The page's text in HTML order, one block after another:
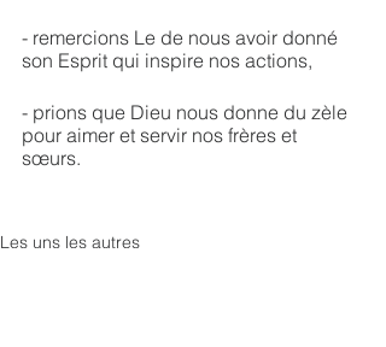
- remercions Le de nous avoir donné
son Esprit qui inspire nos actions,
- prions que Dieu nous donne du zèle
pour aimer et servir nos frères et
sœurs.
Les uns les autres